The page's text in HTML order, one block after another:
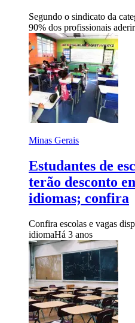
Segundo o sindicato da
90% dos profissionais
Minas Gerais
Estudantes de
terão desconto
idiomas; confira
Confira escolas e vagas
idiomaHá 3 anos